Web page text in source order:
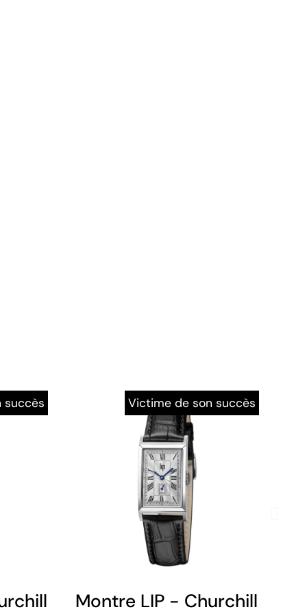
- Cuir Noir
succès
T24 - Cadran Soleillé - Cuir
Victime de son succès
Montre LIP - Churchill T18